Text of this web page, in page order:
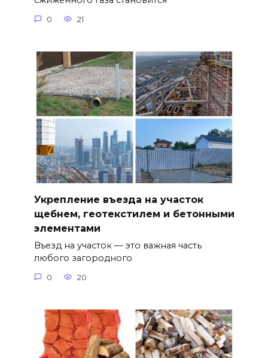
0 21
Укрепление въезда на участок
щебнем, геотекстилем и бетонными
элементами
Въезд на участок — это важная часть
любого загородного
0 20